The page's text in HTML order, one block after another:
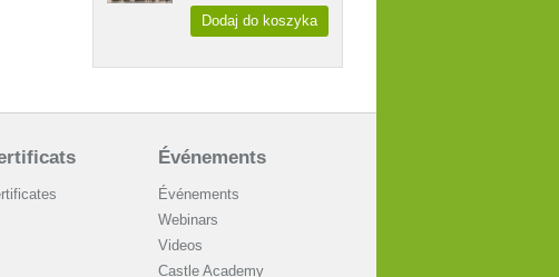
Dodaj do koszyka
Événements
Événements
Webinars
Videos
Castle Academy